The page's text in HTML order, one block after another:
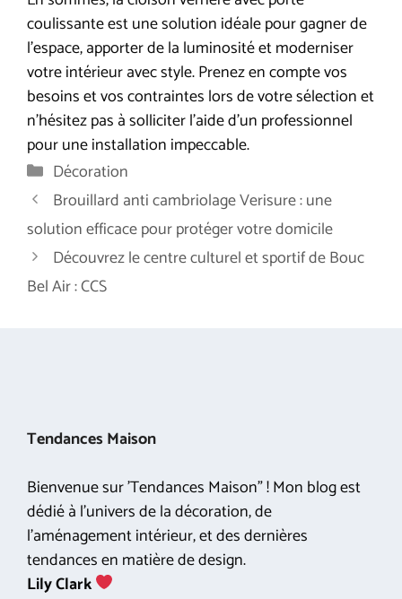
coulissante est une solution idéale pour gagner de
l’espace, apporter de la luminosité et moderniser
votre intérieur avec style. Prenez en compte vos
besoins et vos contraintes lors de votre sélection et
n’hésitez pas à solliciter l’aide d’un professionnel
pour une installation impeccable.
Catégories
Décoration
Brouillard anti cambriolage Verisure : une
solution efficace pour protéger votre domicile
Découvrez le centre culturel et sportif de Bouc
Bel Air : CCS
Tendances Maison
Bienvenue sur 'Tendances Maison" ! Mon blog est
dédié à l'univers de la décoration, de
l'aménagement intérieur, et des dernières
tendances en matière de design.
Lily Clark